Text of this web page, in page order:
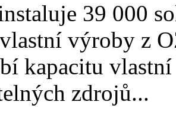
39 000
výroby z
kapacitu
zdrojů...